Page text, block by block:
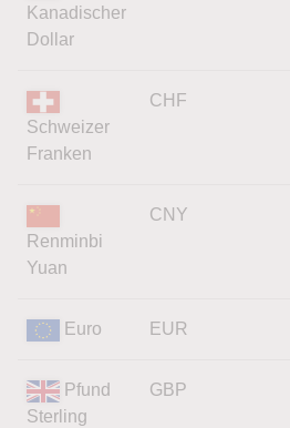
Kanadischer
Dollar
Schweizer
Franken
CHF
Renminbi
Yuan
CNY
Euro EUR
Pfund
Sterling
GBP